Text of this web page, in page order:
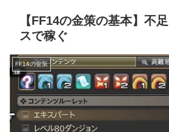
【FF14の金策の基本】不
スで稼ぐ
FF14の金策